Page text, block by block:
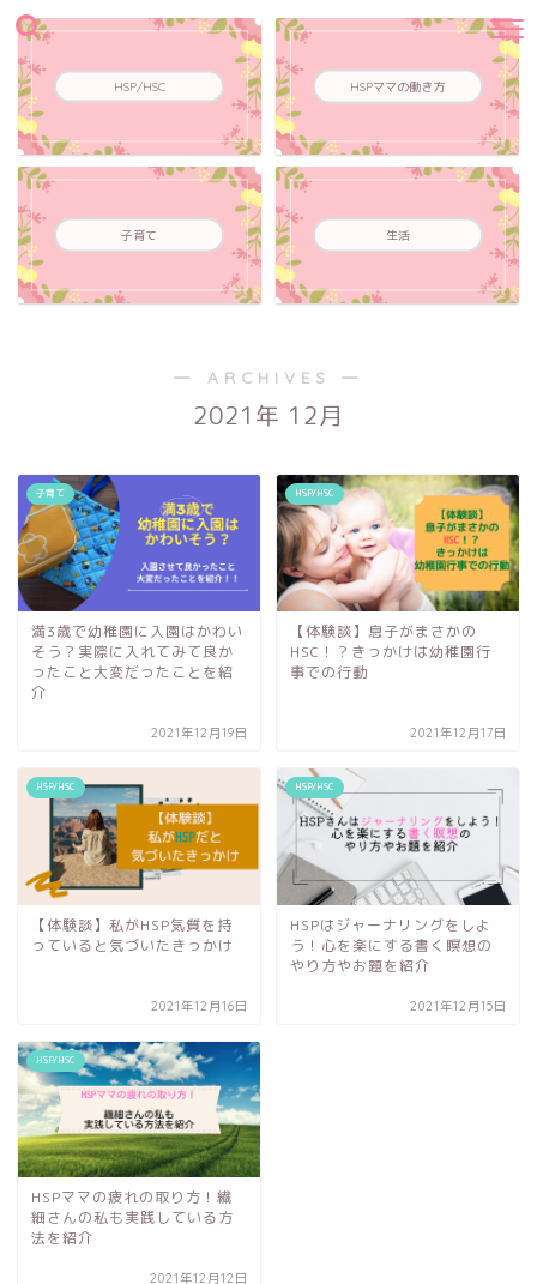
HSP/HSC HSPママの働き方
子育て 生活
― ARCHIVES ―
2021年 12月
子育て
満3歳で幼稚園に入園はかわい
そう？実際に入れてみて良か
ったこと大変だったことを紹
介
2021年12月19日
HSP/HSC
【体験談】息子がまさかの
HSC！？きっかけは幼稚園行
事での行動
2021年12月17日
HSP/HSC
【体験談】私がHSP気質を持
っていると気づいたきっかけ
2021年12月16日
HSP/HSC
HSPはジャーナリングをしよ
う！心を楽にする書く瞑想の
やり方やお題を紹介
2021年12月15日
HSP/HSC
HSPママの疲れの取り方！繊
細さんの私も実践している方
法を紹介
2021年12月12日